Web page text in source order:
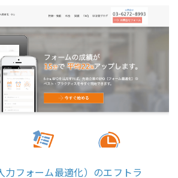
力フォーム最適化）のエフトラ